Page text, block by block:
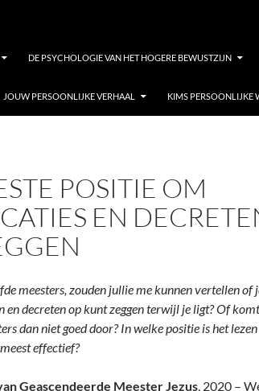
DE PSYCHOLOGIE VAN HET HOGERE BEWUSTZIJN
JOUW PERSOONLIJKE VERHAAL KIMS PERSOONLIJKE
POSITIE OM
EN
meesters, zouden jullie me kunnen vertellen of
en decreten op kunt zeggen terwijl je ligt? Of
dan niet goed door? In welke positie is het
effectief?
Geascendeerde Meester Jezus, 2020 –